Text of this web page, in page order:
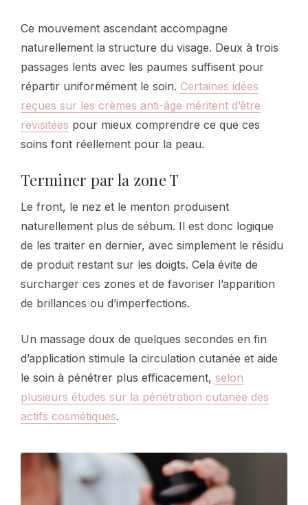
Ce mouvement ascendant accompagne
naturellement la structure du visage. Deux à trois
passages lents avec les paumes suffisent pour
répartir uniformément le soin. Certaines idées
reçues sur les crèmes anti-âge méritent d’être
revisitées pour mieux comprendre ce que ces
soins font réellement pour la peau.
Terminer par la zone T
Le front, le nez et le menton produisent
naturellement plus de sébum. Il est donc logique
de les traiter en dernier, avec simplement le résidu
de produit restant sur les doigts. Cela évite de
surcharger ces zones et de favoriser l’apparition
de brillances ou d’imperfections.
Un massage doux de quelques secondes en fin
d’application stimule la circulation cutanée et aide
le soin à pénétrer plus efficacement, selon
plusieurs études sur la pénétration cutanée des
actifs cosmétiques.